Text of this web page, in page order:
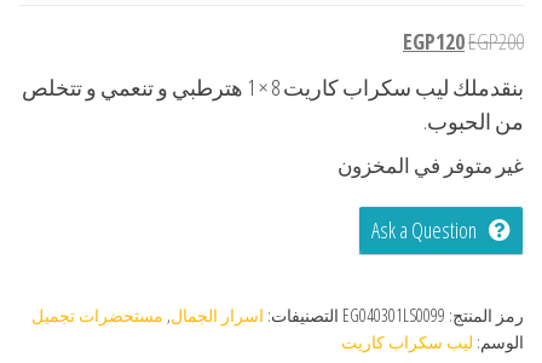
EGP200
EGP120
بنقدملك ليب سكراب كاريت 8 × 1 هترطبي و تنعمي و تتخلص
من الحبوب.
غير متوفر في المخزون
Ask a Question
رمز المنتج: EG040301LS0099 التصنيفات: اسرار الجمال, مستحضرات تجميل
الوسم: ليب سكراب كاريت